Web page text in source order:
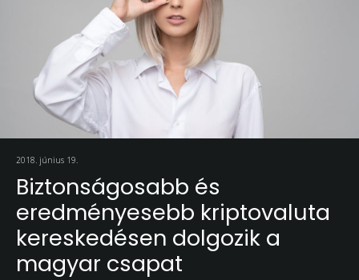
2018. június 19.
Biztonságosabb és
eredményesebb kriptovaluta
kereskedésen dolgozik a
magyar csapat